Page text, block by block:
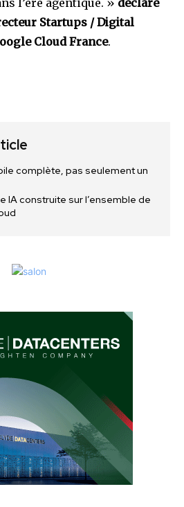
l’ère agentique. » déclare
Startups / Digital
Cloud France.
complète, pas seulement un
IA construite sur l’ensemble de